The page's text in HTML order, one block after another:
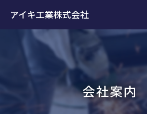
アイキ工業株式会社
会社案内